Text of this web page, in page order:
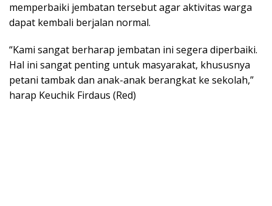
memperbaiki jembatan tersebut agar aktivitas warga
dapat kembali berjalan normal.
“Kami sangat berharap jembatan ini segera diperbaiki.
Hal ini sangat penting untuk masyarakat, khususnya
petani tambak dan anak-anak berangkat ke sekolah,”
harap Keuchik Firdaus (Red)